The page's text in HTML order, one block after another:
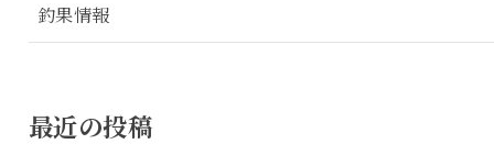
釣果情報
最近の投稿